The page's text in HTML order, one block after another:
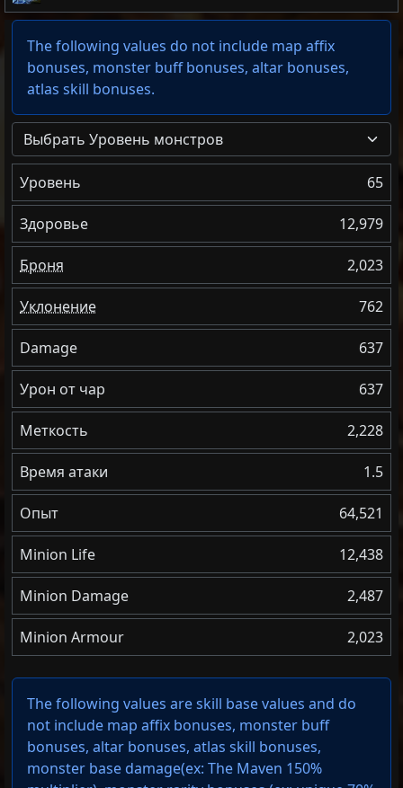
The following values do not include map affix
bonuses, monster buff bonuses, altar bonuses,
atlas skill bonuses.
Выбрать Уровень монстров
Уровень 65
Здоровье 12,979
Броня 2,023
Уклонение 762
Damage 637
Урон от чар 637
Меткость 2,228
Время атаки 1.5
Опыт 64,521
Minion Life 12,438
Minion Damage 2,487
Minion Armour 2,023
The following values are skill base values and do
not include map affix bonuses, monster buff
bonuses, altar bonuses, atlas skill bonuses,
monster base damage(ex: The Maven 150%